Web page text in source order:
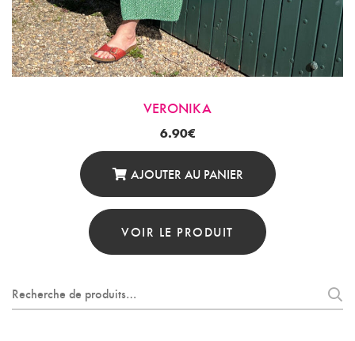
VERONIKA
6.90€
AJOUTER AU PANIER
VOIR LE PRODUIT
Recherche
pour :